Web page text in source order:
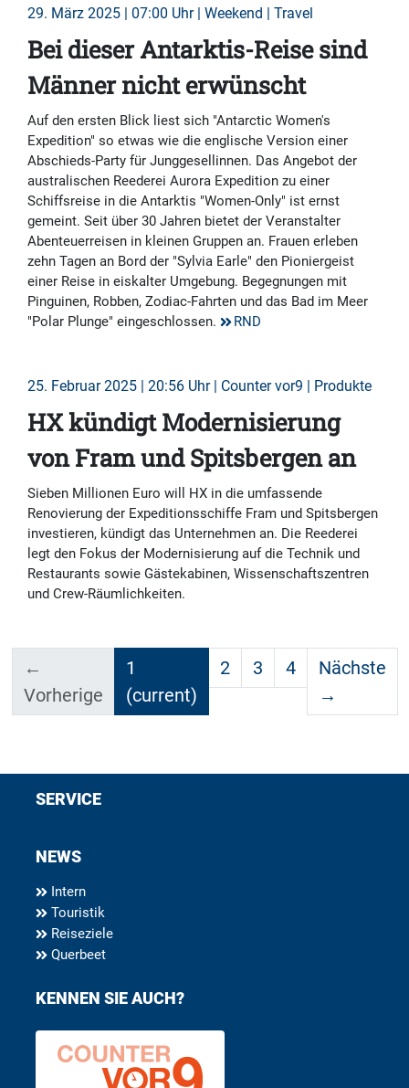
29. März 2025 | 07:00 Uhr | Weekend | Travel
Bei dieser Antarktis-Reise sind
Männer nicht erwünscht
Auf den ersten Blick liest sich "Antarctic Women's
Expedition" so etwas wie die englische Version einer
Abschieds-Party für Junggesellinnen. Das Angebot der
australischen Reederei Aurora Expedition zu einer
Schiffsreise in die Antarktis "Women-Only" ist ernst
gemeint. Seit über 30 Jahren bietet der Veranstalter
Abenteuerreisen in kleinen Gruppen an. Frauen erleben
zehn Tagen an Bord der "Sylvia Earle" den Pioniergeist
einer Reise in eiskalter Umgebung. Begegnungen mit
Pinguinen, Robben, Zodiac-Fahrten und das Bad im Meer
"Polar Plunge" eingeschlossen.
RND
25. Februar 2025 | 20:56 Uhr | Counter vor9 | Produkte
HX kündigt Modernisierung
von Fram und Spitsbergen an
Sieben Millionen Euro will HX in die umfassende
Renovierung der Expeditionsschiffe Fram und Spitsbergen
investieren, kündigt das Unternehmen an. Die Reederei
legt den Fokus der Modernisierung auf die Technik und
Restaurants sowie Gästekabinen, Wissenschaftszentren
und Crew-Räumlichkeiten.
←
Vorherige
1
(current)
2 3 4
Nächste
→
SERVICE
NEWS
Intern
Touristik
Reiseziele
Querbeet
KENNEN SIE AUCH?